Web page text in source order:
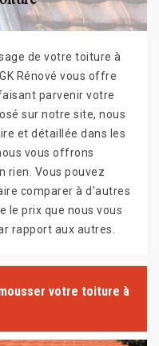
de votre toiture à
Rénové vous offre
parvenir votre
sur notre site, nous
et détaillée dans les
vous offrons
rien. Vous pouvez
comparer à d'autres
le prix que nous vous
rapport aux autres.
votre toiture à